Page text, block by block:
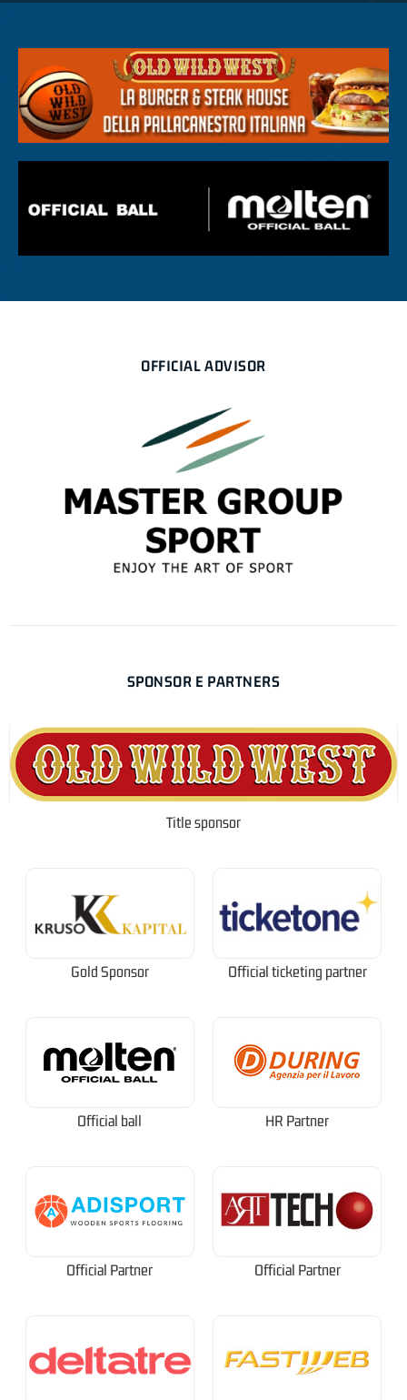
OFFICIAL ADVISOR
SPONSOR E PARTNERS
Title sponsor
Gold Sponsor Official ticketing partner
Official ball HR Partner
Official Partner Official Partner